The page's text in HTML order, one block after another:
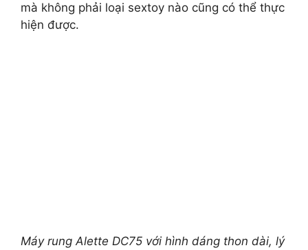
mà không phải loại sextoy nào cũng có thể thực
hiện được.
Máy rung Alette DC75 với hình dáng thon dài, lý